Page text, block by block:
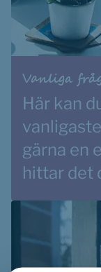
Vanliga
Här kan
gärna en
hittar det